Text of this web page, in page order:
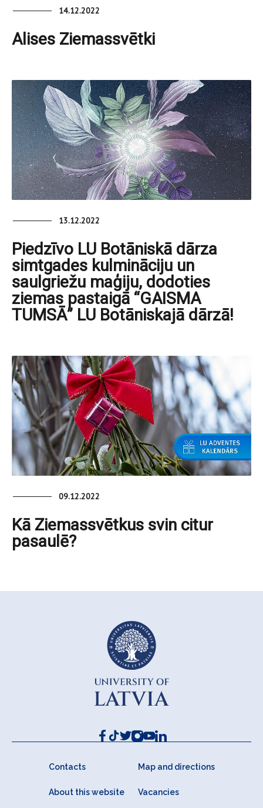
14.12.2022
Alises Ziemassvētki
13.12.2022
Piedzīvo LU Botāniskā dārza
simtgades kulmināciju un
saulgriežu maģiju, dodoties
ziemas pastaigā “GAISMA
TUMSĀ” LU Botāniskajā dārzā!
09.12.2022
Kā Ziemassvētkus svin citur
pasaulē?
Contacts Map and directions
About this website Vacancies